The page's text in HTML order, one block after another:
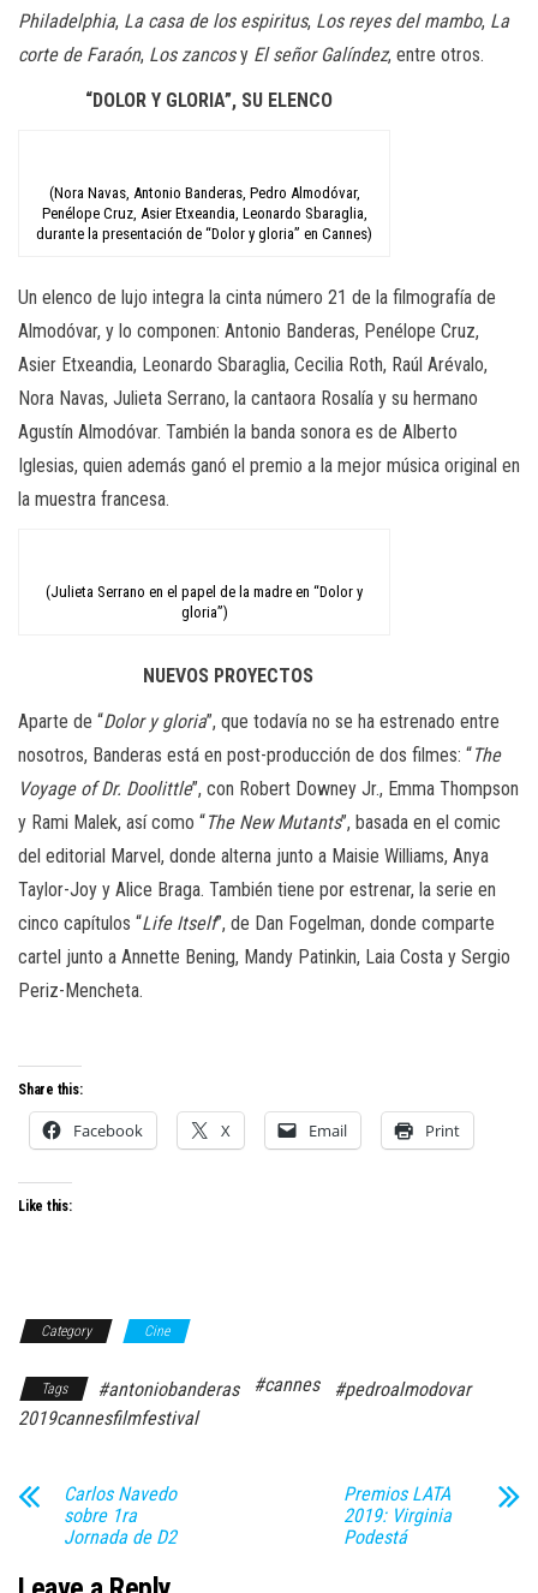
Philadelphia, La casa de los espiritus, Los reyes del mambo, La
corte de Faraón, Los zancosy El señor Galíndez, entre otros.
“DOLOR Y GLORIA”, SU ELENCO
(Nora Navas, Antonio Banderas, Pedro Almodóvar,
Penélope Cruz, Asier Etxeandia, Leonardo Sbaraglia,
durante la presentación de “Dolor y gloria” en Cannes)
Un elenco de lujo integra la cinta número 21 de la filmografía de
Almodóvar, y lo componen: Antonio Banderas, Penélope Cruz,
Asier Etxeandia, Leonardo Sbaraglia, Cecilia Roth, Raúl Arévalo,
Nora Navas, Julieta Serrano, la cantaora Rosalía y su hermano
Agustín Almodóvar. También la banda sonora es de Alberto
Iglesias, quien además ganó el premio a la mejor música original en
la muestra francesa.
(Julieta Serrano en el papel de la madre en “Dolor y
gloria”)
NUEVOS PROYECTOS
Aparte de “Dolor y gloria”, que todavía no se ha estrenado entre
nosotros, Banderas está en post-producción de dos filmes: “The
Voyage of Dr. Doolittle”, con Robert Downey Jr., Emma Thompson
y Rami Malek, así como “The New Mutants”, basada en el comic
del editorial Marvel, donde alterna junto a Maisie Williams, Anya
Taylor-Joy y Alice Braga. También tiene por estrenar, la serie en
cinco capítulos “Life Itself”, de Dan Fogelman, donde comparte
cartel junto a Annette Bening, Mandy Patinkin, Laia Costa y Sergio
Periz-Mencheta.
Share this:
Facebook X Email Print
Like this:
Category Cine
Tags #antoniobanderas #cannes
#pedroalmodovar
2019cannesfilmfestival
Carlos Navedo
sobre 1ra
Jornada de D2
Premios LATA
2019: Virginia
Podestá